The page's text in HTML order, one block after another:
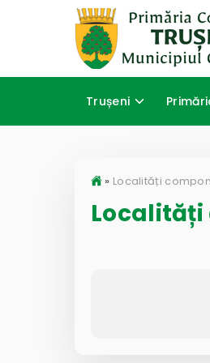
Trușeni
» Localități